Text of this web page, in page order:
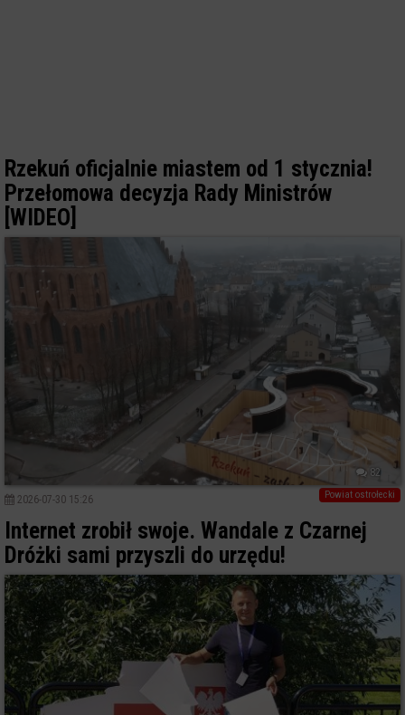
Rzekuń oficjalnie miastem od 1 stycznia!
Przełomowa decyzja Rady Ministrów
[WIDEO]
82
Powiat ostrołecki
2026-07-30 15:26
Internet zrobił swoje. Wandale z Czarnej
Dróżki sami przyszli do urzędu!